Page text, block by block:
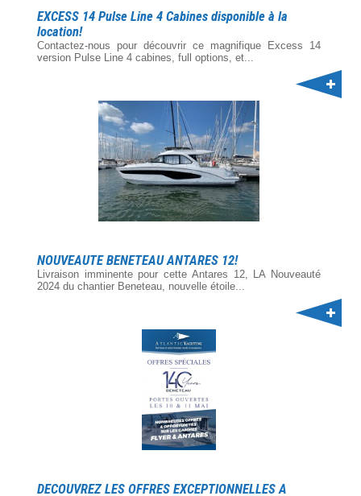
EXCESS 14 Pulse Line 4 Cabines disponible à la
location!
Contactez-nous pour découvrir ce magnifique Excess 14
version Pulse Line 4 cabines, full options, et...
NOUVEAUTE BENETEAU ANTARES 12!
Livraison imminente pour cette Antares 12, LA Nouveauté
2024 du chantier Beneteau, nouvelle étoile...
DECOUVREZ LES OFFRES EXCEPTIONNELLES A